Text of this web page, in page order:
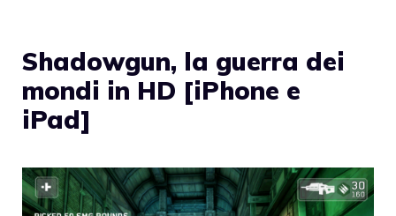
Shadowgun, la guerra dei
mondi in HD [iPhone e
iPad]